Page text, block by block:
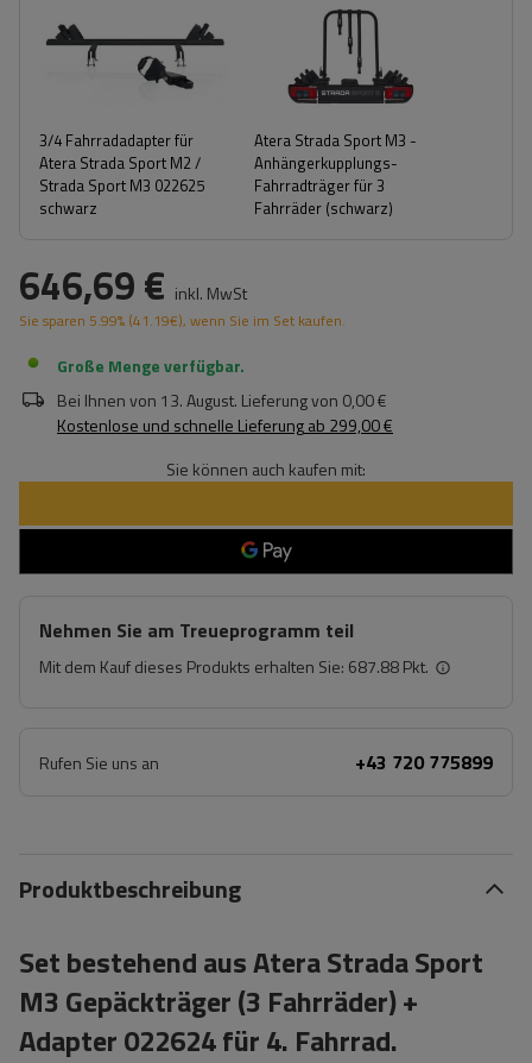
3/4 Fahrradadapter für
Atera Strada Sport M2 /
Strada Sport M3 022625
schwarz
Atera Strada Sport M3 -
Anhängerkupplungs-
Fahrradträger für 3
Fahrräder (schwarz)
646,69 € inkl. MwSt
Sie sparen 5.99% (41.19€), wenn Sie im Set kaufen.
Große Menge verfügbar
Bei Ihnen von 13. August. Lieferung von 0,00 €
Kostenlose und schnelle Lieferungab 299,00 €
Sie können auch kaufen mit:
Nehmen Sie am Treueprogramm teil
Mit dem Kauf dieses Produkts erhalten Sie: 687.88 Pkt.
Rufen Sie uns an +43 720 775899
Produktbeschreibung
Set bestehend aus Atera Strada Sport
M3 Gepäckträger (3 Fahrräder) +
Adapter 022624 für 4. Fahrrad.